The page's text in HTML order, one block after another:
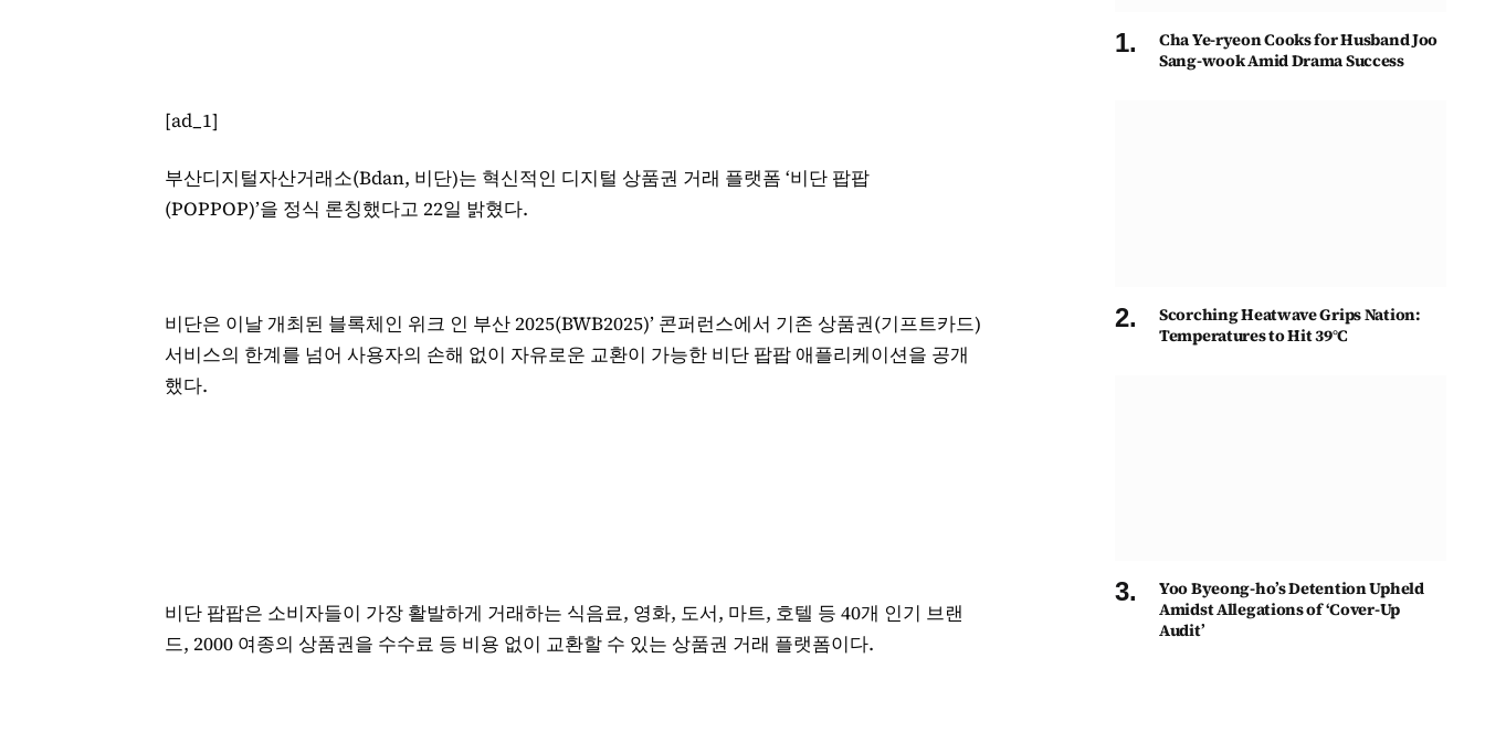
[ad_1]
부산디지털자산거래소(Bdan, 비단)는 혁신적인 디지털 상품권 거래 플랫폼 ‘비단 팝팝
(POPPOP)’을 정식 론칭했다고 22일 밝혔다.
비단은 이날 개최된 블록체인 위크 인 부산 2025(BWB2025)’ 콘퍼런스에서 기존 상품권(기프트카드)
서비스의 한계를 넘어 사용자의 손해 없이 자유로운 교환이 가능한 비단 팝팝 애플리케이션을 공개
했다.
비단 팝팝은 소비자들이 가장 활발하게 거래하는 식음료, 영화, 도서, 마트, 호텔 등 40개 인기 브랜
드, 2000 여종의 상품권을 수수료 등 비용 없이 교환할 수 있는 상품권 거래 플랫폼이다.
Cha Ye-ryeon Cooks for Husband Joo
Sang-wook Amid Drama Success
Scorching Heatwave Grips Nation:
Temperatures to Hit 39°C
Yoo Byeong-ho’s Detention Upheld
Amidst Allegations of ‘Cover-Up
Audit’